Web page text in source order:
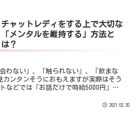
チャットレディをする上で大切な
「メンタルを維持する」方法と
は？
わない」、「触られない」、「飲まな
カンタンそうにおもえますが実際はそう
などでは「お話だけで時給5000円」な
2021.02.20